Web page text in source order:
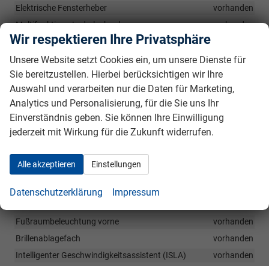
Elektrische Fensterheber
vorhanden
Multifunktions-Lederlenkrad
vorhanden
Innenrückspiegel selbstabblendend (ECM)
Fahrersitz und Beifahrersitz höhenverstellbar
vorhanden
Mittelarmlehne vorn mit Ablagefach
vorhanden
Mittelarmlehne vorn verschiebbar (nur mit DCT-
Automatikgetriebe)
vorhanden
Höhen- und längeneinstellbares Lenkrad
vorhanden
Mittelarmlehne hinten
Türverkleidung in Kunstleder
Fahrprofilauswahl (nur für DCT-Automatik)
Rücksitzbank umklappbar im Verhältnis 60:40
Fußraumbeleuchtung vorne
vorhanden
Brillenablagefach
vorhanden
Intelligenter Geschwindigkeitsassistent (ISLA)
vorhanden
Wir respektieren Ihre Privatsphäre
Unsere Website setzt Cookies ein, um unsere Dienste für
Sie bereitzustellen. Hierbei berücksichtigen wir Ihre
Auswahl und verarbeiten nur die Daten für Marketing,
Analytics und Personalisierung, für die Sie uns Ihr
Einverständnis geben. Sie können Ihre Einwilligung
jederzeit mit Wirkung für die Zukunft widerrufen.
Alle akzeptieren Einstellungen
Datenschutzerklärung Impressum